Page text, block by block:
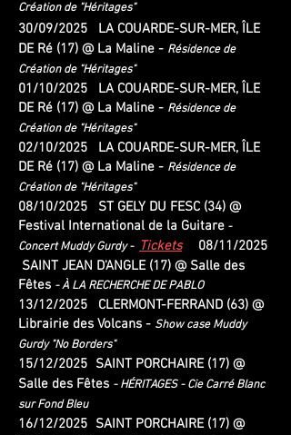
Création de "Héritages"
30/09/2025 LA COUARDE-SUR-MER, ÎLE
DE Ré (17) @ La Maline - Résidence de
Création de "Héritages"
01/10/2025 LA COUARDE-SUR-MER, ÎLE
DE Ré (17) @ La Maline - Résidence de
Création de "Héritages"
02/10/2025 LA COUARDE-SUR-MER, ÎLE
DE Ré (17) @ La Maline - Résidence de
Création de "Héritages"
08/10/2025 ST GELY DU FESC (34) @
Festival International de la Guitare -
Concert Muddy Gurdy - Tickets
08/11/2025
SAINT JEAN D'ANGLE (17) @ Salle des
Fêtes - À LA RECHERCHE DE PABLO
13/12/2025 CLERMONT-FERRAND (63) @
Librairie des Volcans - Show case Muddy
Gurdy "No Borders"​
15/12/2025 SAINT PORCHAIRE (17) @
Salle des Fêtes ​-HÉRITAGES - Cie Carré Blanc
sur Fond Bleu
16/12/2025 SAINT PORCHAIRE (17) @